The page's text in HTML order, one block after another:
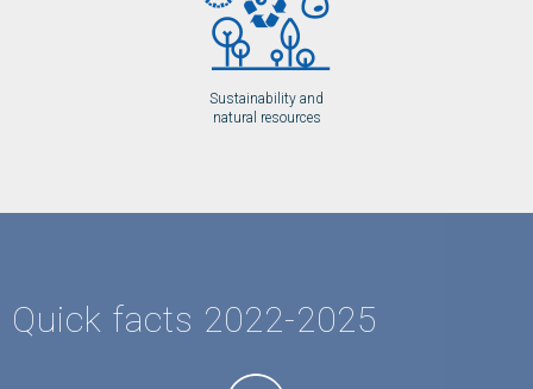
Sustainability and
natural resources
Quick facts 2022-2025